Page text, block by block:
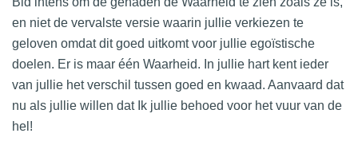
en niet de vervalste versie waarin jullie verkiezen te
geloven omdat dit goed uitkomt voor jullie egoïstische
doelen. Er is maar één Waarheid. In jullie hart kent ieder
van jullie het verschil tussen goed en kwaad. Aanvaard dat
nu als jullie willen dat Ik jullie behoed voor het vuur van de
hel!